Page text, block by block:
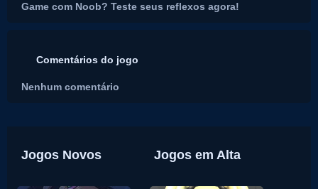
Game com Noob? Teste seus reflexos agora!
Comentários do jogo
Nenhum comentário
Jogos Novos Jogos em Alta